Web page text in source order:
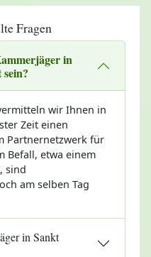
Fragen
in
wir Ihnen in
Zeit einen
Partnernetzwerk für
Befall, etwa einem
sind
am selben Tag
in Sankt